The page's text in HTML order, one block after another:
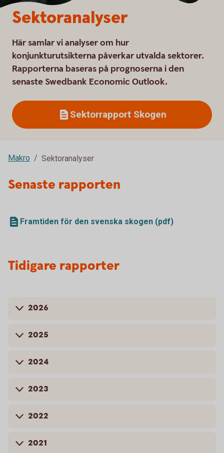
Sektoranalyser
Här samlar vi analyser om hur
konjunkturutsikterna påverkar utvalda sektorer.
Rapporterna baseras på prognoserna i den
senaste Swedbank Economic Outlook.
Sektorrapport Skogen
Makro Sektoranalyser
Senaste rapporten
Framtiden för den svenska skogen (pdf)
Tidigare rapporter
2026
2025
2024
2023
2022
2021